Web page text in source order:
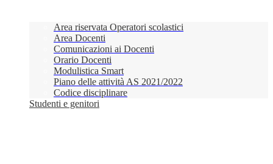
Area riservata Operatori scolastici
Area Docenti
Comunicazioni ai Docenti
Orario Docenti
Modulistica Smart
Piano delle attività AS 2021/2022
Codice disciplinare
Studenti e genitori